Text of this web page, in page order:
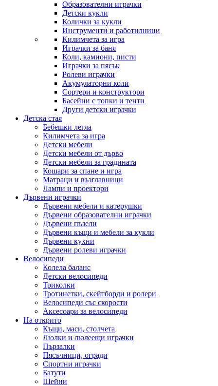
Образователни играчки
Детски кукли
Колички за кукли
Инструменти и работилници
Килимчета за игра
Играчки за баня
Коли, камиони, писти
Играчки за пясък
Ролеви играчки
Акумулаторни коли
Сортери и конструктори
Басейни с топки и тенти
Други детски играчки
Детска стая
Бебешки легла
Килимчета за игра
Детски мебели
Детски мебели от дърво
Детски мебели за градината
Кошари за спане и игра
Матраци и възглавници
Лампи и проектори
Дървени играчки
Дървени мебели и катерушки
Дървени образователни играчки
Дървени пъзели
Дървени къщи и мебели за кукли
Дървени кухни
Дървени ролеви играчки
Велосипеди
Колела баланс
Детски велосипеди
Триколки
Тротинетки, скейтборди и ролери
Велосипеди със скорости
Аксесоари за велосипеди
На открито
Къщи, маси, столчета
Люлки и люлеещи играчки
Пързалки
Пясъчници, огради
Спортни играчки
Батути
Шейни